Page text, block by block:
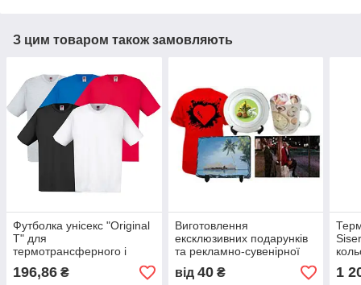
З цим товаром також замовляють
Футболка унісекс "Original
T" для
термотрансферного і
прямого друку
196,86 ₴
Виготовлення
ексклюзивних подарунків
та рекламно-сувенірної
продукції (друк на чашках,
футболках і т. д)
від 40₴ 1